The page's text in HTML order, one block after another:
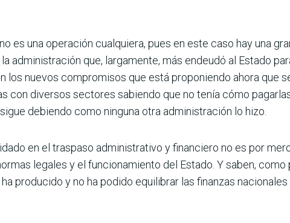
es una operación cual­quiera, pues en este caso hay una
administración que, largamente, más endeudó al Estado
nuevos compromisos que está propo­niendo ahora que
con diversos sectores sabiendo que no tenía cómo
debiendo como nin­guna otra administración lo hizo.
en el traspaso administrativo y financiero no es por
legales y el funcionamiento del Estado. Y saben, como
producido y no ha podido equilibrar las finanzas